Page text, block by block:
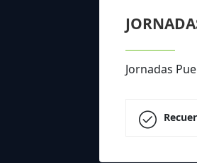
Jornadas